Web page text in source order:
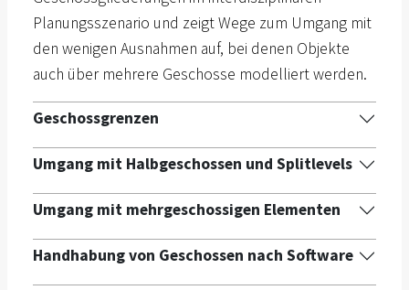
Planungsszenario und zeigt Wege zum Umgang mit
den wenigen Ausnahmen auf, bei denen Objekte
auch über mehrere Geschosse modelliert werden.
Geschossgrenzen
Umgang mit Halbgeschossen und Splitlevels
Umgang mit mehrgeschossigen Elementen
Handhabung von Geschossen nach Software